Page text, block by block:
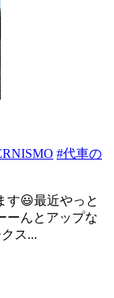
#代車の
す😃最近やっと
ーんとアップな
ス...